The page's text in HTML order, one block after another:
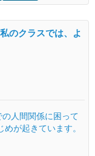
のクラスでは、よ
人間関係に困って
が起きています。